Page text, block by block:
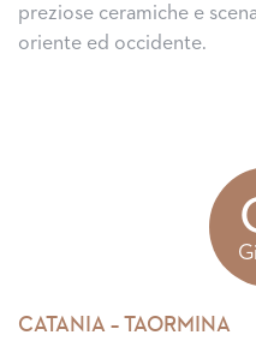
preziose ceramiche e
oriente ed occidente.
CATANIA – TAORMINA